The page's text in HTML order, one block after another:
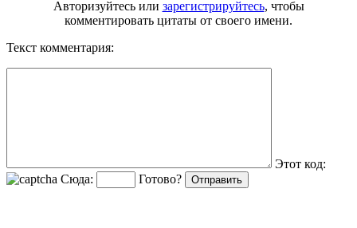
Авторизуйтесь или зарегистрируйтесь, чтобы
комментировать цитаты от своего имени.
Текст комментария:
Этот код:
Сюда:
Готово?